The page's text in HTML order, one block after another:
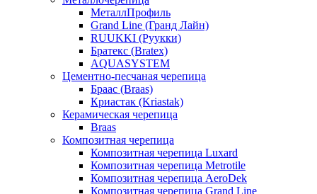
МеталлПрофиль
Grand Line (Гранд Лайн)
RUUKKI (Руукки)
Братекс (Bratex)
AQUASYSTEM
Цементно-песчаная черепица
Браас (Braas)
Криастак (Kriastak)
Керамическая черепица
Braas
Композитная черепица
Композитная черепица Luxard
Композитная черепица Metrotile
Композитная черепица AeroDek
Композитная черепица Grand Line